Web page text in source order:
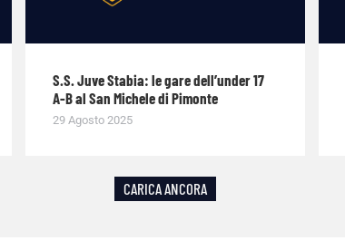
S.S. Juve Stabia: le gare dell’under 17
A-B al San Michele di Pimonte
29 Agosto 2025
CARICA ANCORA